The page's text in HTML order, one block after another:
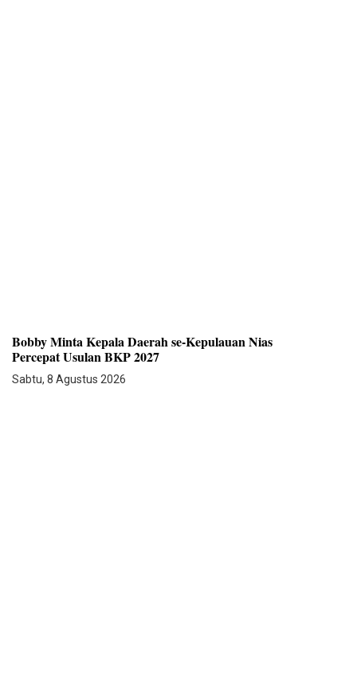
Bobby Minta Kepala Daerah se-Kepulauan Nias
Percepat Usulan BKP 2027
Sabtu, 8 Agustus 2026